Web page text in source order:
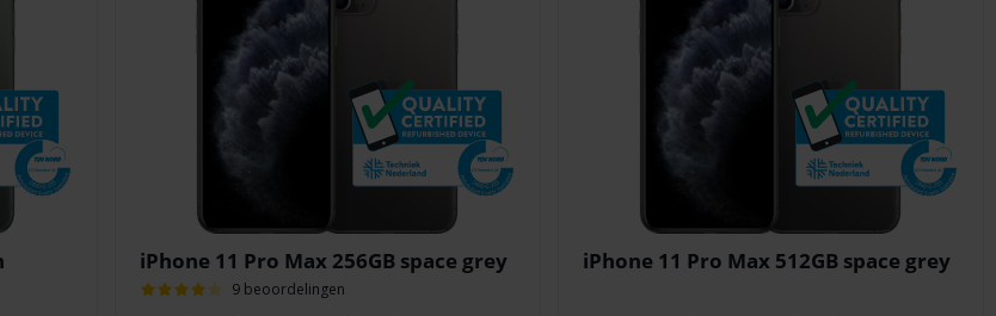
iPhone 11 Pro Max 256GB space grey
9 beoordelingen
iPhone 11 Pro Max 512GB space grey